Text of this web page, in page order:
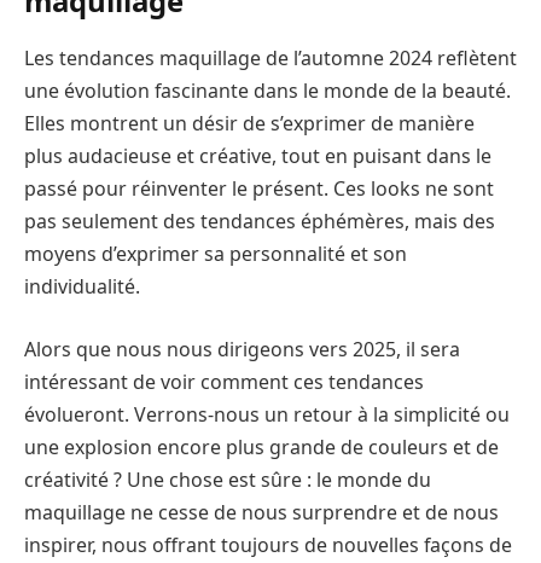
Les tendances maquillage de l’automne 2024 reflètent
une évolution fascinante dans le monde de la beauté.
Elles montrent un désir de s’exprimer de manière
plus audacieuse et créative, tout en puisant dans le
passé pour réinventer le présent. Ces looks ne sont
pas seulement des tendances éphémères, mais des
moyens d’exprimer sa personnalité et son
individualité.
Alors que nous nous dirigeons vers 2025, il sera
intéressant de voir comment ces tendances
évolueront. Verrons-nous un retour à la simplicité ou
une explosion encore plus grande de couleurs et de
créativité ? Une chose est sûre : le monde du
maquillage ne cesse de nous surprendre et de nous
inspirer, nous offrant toujours de nouvelles façons de